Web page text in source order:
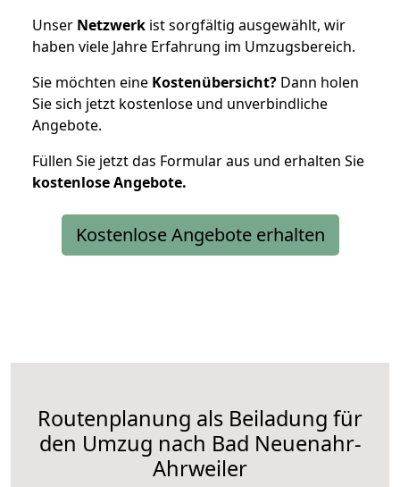
Unser Netzwerk ist sorgfältig ausgewählt, wir
haben viele Jahre Erfahrung im Umzugsbereich.
Sie möchten eine Kostenübersicht? Dann holen
Sie sich jetzt kostenlose und unverbindliche
Angebote.
Füllen Sie jetzt das Formular aus und erhalten Sie
kostenloseAngebote.
Kostenlose Angebote erhalten
Routenplanung als Beiladung für
den Umzug nach Bad Neuenahr-
Ahrweiler